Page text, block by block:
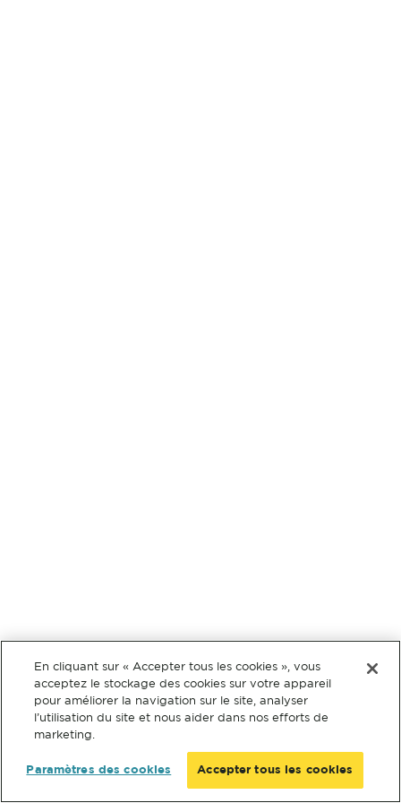
En cliquant sur « Accepter tous les cookies », vous
acceptez le stockage des cookies sur votre appareil
pour améliorer la navigation sur le site, analyser
l’utilisation du site et nous aider dans nos efforts de
marketing.
Paramètres des cookies Accepter tous les cookies